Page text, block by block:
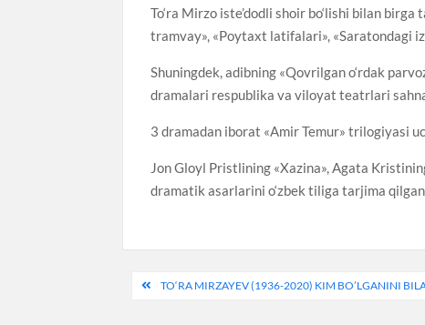
To‘ra Mirzo iste’dodli shoir bo‘lishi bilan
tramvay», «Poytaxt latifalari», «Saratondagi
Shuningdek, adibning «Qovrilgan o‘rdak
dramalari respublika va viloyat teatrlari
3 dramadan iborat «Amir Temur» trilogiyasi
Jon Gloyl Pristlining «Xazina», Agata
dramatik asarlarini o‘zbek tiliga tarjima
PostTO‘RA MIRZAYEV (1936-2020) KIM BO’LGANINI